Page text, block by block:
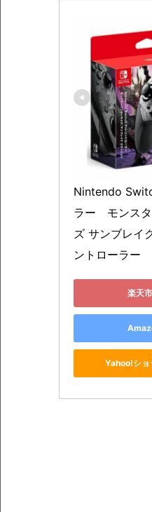
Nintendo
ラー　モンス
ズ サンブレイ
ントローラー
楽天
Yahoo!ショ